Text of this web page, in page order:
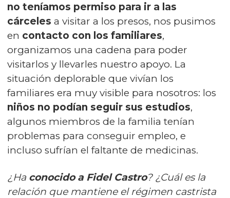
no teníamos permiso para ir a las
cárceles a visitar a los presos, nos pusimos
en contacto con los familiares,
organizamos una cadena para poder
visitarlos y llevarles nuestro apoyo. La
situación deplorable que vivían los
familiares era muy visible para nosotros: los
niños no podían seguir sus estudios,
algunos miembros de la familia tenían
problemas para conseguir empleo, e
incluso sufrían el faltante de medicinas.
¿Ha conocido a Fidel Castro? ¿Cuál es la
relación que mantiene el régimen castrista